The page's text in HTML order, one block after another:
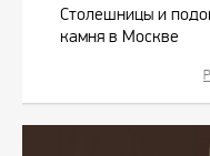
Столешницы и
камня в Москве